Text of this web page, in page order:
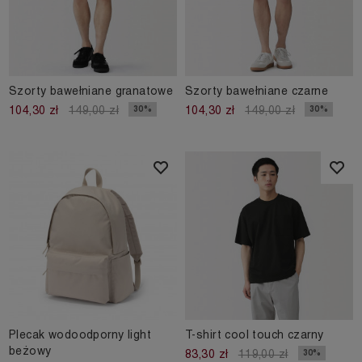
Szorty bawełniane granatowe
104,30 zł
149,00 zł 30%
Szorty bawełniane czarne
104,30 zł
149,00 zł 30%
Plecak wodoodporny light
beżowy
T-shirt cool touch czarny
83,30 zł
119,00 zł 30%